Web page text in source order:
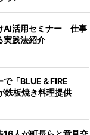
AI活用セミナー 仕事
実践法紹介
「BLUE＆FIRE
板焼き料理提供